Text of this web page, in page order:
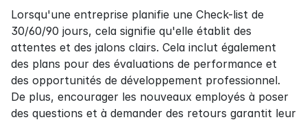
Lorsqu'une entreprise planifie une Check-list de
30/60/90 jours, cela signifie qu'elle établit des
attentes et des jalons clairs. Cela inclut également
des plans pour des évaluations de performance et
des opportunités de développement professionnel.
De plus, encourager les nouveaux employés à poser
des questions et à demander des retours garantit leur